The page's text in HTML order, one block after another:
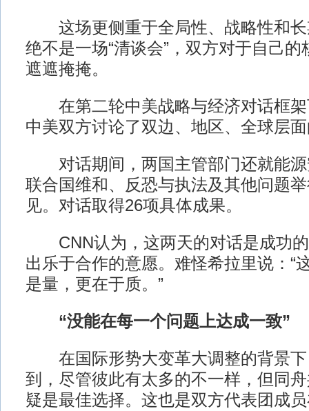
这场更侧重于全局性、战略性和长
绝不是一场“清谈会”，双方对于自己
遮遮掩掩。
在第二轮中美战略与经济对话框架
中美双方讨论了双边、地区、全球层
对话期间，两国主管部门还就能源
联合国维和、反恐与执法及其他问题
见。对话取得26项具体成果。
CNN认为，这两天的对话是成功的
出乐于合作的意愿。难怪希拉里说：“
是量，更在于质。”
“没能在每一个问题上达成一致”
在国际形势大变革大调整的背景下
到，尽管彼此有太多的不一样，但同
疑是最佳选择。这也是双方代表团成